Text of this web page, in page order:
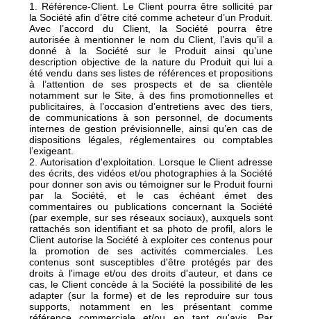
1. Référence-Client. Le Client pourra être sollicité par
la Société afin d’être cité comme acheteur d’un Produit.
Avec l’accord du Client, la Société pourra être
autorisée à mentionner le nom du Client, l’avis qu’il a
donné à la Société sur le Produit ainsi qu’une
description objective de la nature du Produit qui lui a
été vendu dans ses listes de références et propositions
à l’attention de ses prospects et de sa clientèle
notamment sur le Site, à des fins promotionnelles et
publicitaires, à l’occasion d’entretiens avec des tiers,
de communications à son personnel, de documents
internes de gestion prévisionnelle, ainsi qu’en cas de
dispositions légales, réglementaires ou comptables
l’exigeant.
2. Autorisation d'exploitation. Lorsque le Client adresse
des écrits, des vidéos et/ou photographies à la Société
pour donner son avis ou témoigner sur le Produit fourni
par la Société, et le cas échéant émet des
commentaires ou publications concernant la Société
(par exemple, sur ses réseaux sociaux), auxquels sont
rattachés son identifiant et sa photo de profil, alors le
Client autorise la Société à exploiter ces contenus pour
la promotion de ses activités commerciales. Les
contenus sont susceptibles d'être protégés par des
droits à l'image et/ou des droits d'auteur, et dans ce
cas, le Client concède à la Société la possibilité de les
adapter (sur la forme) et de les reproduire sur tous
supports, notamment en les présentant comme